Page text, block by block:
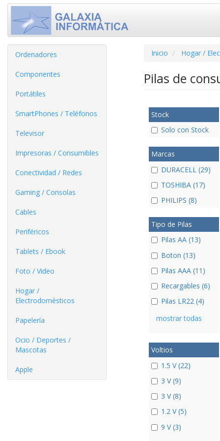
Ordenadores
Componentes
Portátiles
SmartPhones / Teléfonos
Televisor
Impresoras / Consumibles
Conectividad / Redes
Gaming / Consolas
Cables
Periféricos
Tablets / Ebook
Foto / Video
Hogar /
Electrodomésticos
Papelería
Ocio / Deportes /
Mascotas
Apple
Inicio Hogar /
Pilas de
Stock
Solo con Stock
Marcas
DURACELL (29)
TOSHIBA (17)
PHILIPS (8)
Tipo de Pilas
Pilas AA (13)
Boton (13)
Pilas AAA (11)
Recargables (6)
Pilas LR22 (4)
mostrar todas
Voltios
1.5 V (22)
3 V (9)
3 V (8)
1.2 V (5)
9 V (3)